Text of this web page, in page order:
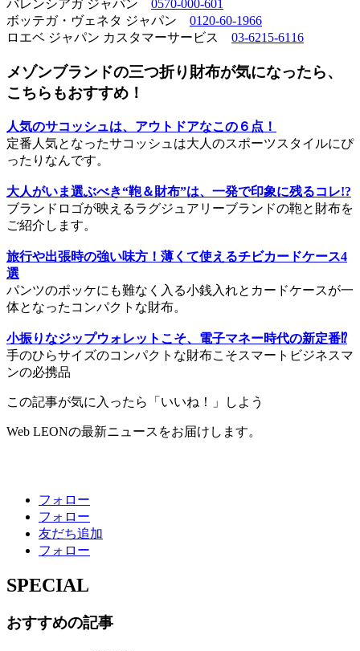
バレンシアガ ジャパン 0570-000-601
ボッテガ・ヴェネタ ジャパン 0120-60-1966
ロエベ ジャパン カスタマーサービス 03-6215-6116
メゾンブランドの三つ折り財布が気になったら、
こちらもおすすめ！
人気のサコッシュは、アウトドアなこの６点！
定番人気となったサコッシュは大人のスポーツスタイルにぴ
ったりなんです。
大人がいま選ぶべき“鞄＆財布”は、一発で印象に残るコレ!?
ブランドロゴが映えるラグジュアリーブランドの鞄と財布を
ご紹介します。
旅行や出張時の強い味方！薄くて使えるチビカードケース4
選
パンツのポッケにも難なく入る小銭入れとカードケースが一
体となったコンパクトな財布。
小振りなジップウォレットこそ、電子マネー時代の新定番⁉︎
手のひらサイズのコンパクトな財布こそスマートビジネスマ
ンの必携品
この記事が気に入ったら「いいね！」しよう
Web LEONの最新ニュースをお届けします。
フォロー
フォロー
友だち追加
フォロー
SPECIAL
おすすめの記事